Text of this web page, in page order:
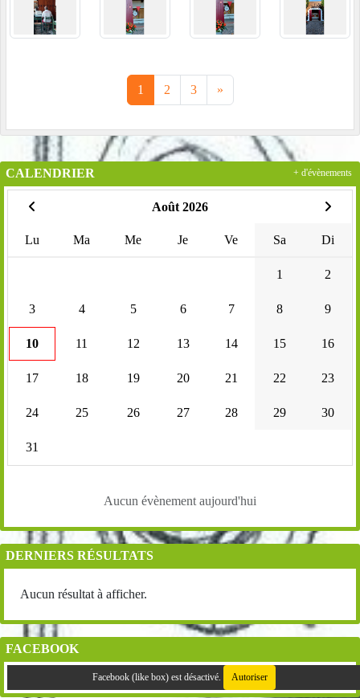
1 2 3 »
CALENDRIER
Août 2026
Lu Ma Me Je Ve Sa Di
1 2
3 4 5 6 7 8 9
10 11 12 13 14 15 16
17 18 19 20 21 22 23
24 25 26 27 28 29 30
31
Aucun évènement aujourd'hui
+ d'évènements
DERNIERS RÉSULTATS
Aucun résultat à afficher.
FACEBOOK
Facebook (like box) est désactivé. Autoriser